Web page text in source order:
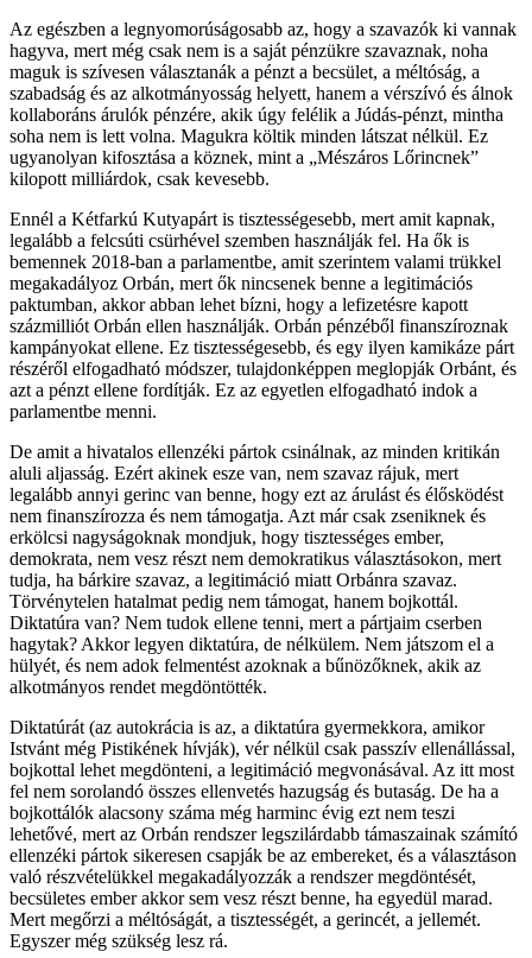
Az egészben a legnyomorúságosabb az, hogy a szavazók ki vannak
hagyva, mert még csak nem is a saját pénzükre szavaznak, noha
maguk is szívesen választanák a pénzt a becsület, a méltóság, a
szabadság és az alkotmányosság helyett, hanem a vérszívó és álnok
kollaboráns árulók pénzére, akik úgy felélik a Júdás-pénzt, mintha
soha nem is lett volna. Magukra költik minden látszat nélkül. Ez
ugyanolyan kifosztása a köznek, mint a „Mészáros Lőrincnek”
kilopott milliárdok, csak kevesebb.
Ennél a Kétfarkú Kutyapárt is tisztességesebb, mert amit kapnak,
legalább a felcsúti csürhével szemben használják fel. Ha ők is
bemennek 2018-ban a parlamentbe, amit szerintem valami trükkel
megakadályoz Orbán, mert ők nincsenek benne a legitimációs
paktumban, akkor abban lehet bízni, hogy a lefizetésre kapott
százmilliót Orbán ellen használják. Orbán pénzéből finanszíroznak
kampányokat ellene. Ez tisztességesebb, és egy ilyen kamikáze párt
részéről elfogadható módszer, tulajdonképpen meglopják Orbánt, és
azt a pénzt ellene fordítják. Ez az egyetlen elfogadható indok a
parlamentbe menni.
De amit a hivatalos ellenzéki pártok csinálnak, az minden kritikán
aluli aljasság. Ezért akinek esze van, nem szavaz rájuk, mert
legalább annyi gerinc van benne, hogy ezt az árulást és élősködést
nem finanszírozza és nem támogatja. Azt már csak zseniknek és
erkölcsi nagyságoknak mondjuk, hogy tisztességes ember,
demokrata, nem vesz részt nem demokratikus választásokon, mert
tudja, ha bárkire szavaz, a legitimáció miatt Orbánra szavaz.
Törvénytelen hatalmat pedig nem támogat, hanem bojkottál.
Diktatúra van? Nem tudok ellene tenni, mert a pártjaim cserben
hagytak? Akkor legyen diktatúra, de nélkülem. Nem játszom el a
hülyét, és nem adok felmentést azoknak a bűnözőknek, akik az
alkotmányos rendet megdöntötték.
Diktatúrát (az autokrácia is az, a diktatúra gyermekkora, amikor
Istvánt még Pistikének hívják), vér nélkül csak passzív ellenállással,
bojkottal lehet megdönteni, a legitimáció megvonásával. Az itt most
fel nem sorolandó összes ellenvetés hazugság és butaság. De ha a
bojkottálók alacsony száma még harminc évig ezt nem teszi
lehetővé, mert az Orbán rendszer legszilárdabb támaszainak számító
ellenzéki pártok sikeresen csapják be az embereket, és a választáson
való részvételükkel megakadályozzák a rendszer megdöntését,
becsületes ember akkor sem vesz részt benne, ha egyedül marad.
Mert megőrzi a méltóságát, a tisztességét, a gerincét, a jellemét.
Egyszer még szükség lesz rá.